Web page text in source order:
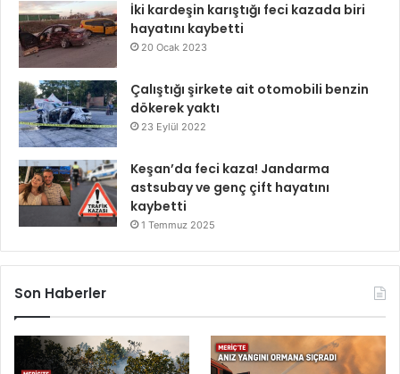
İki kardeşin karıştığı feci kazada biri
hayatını kaybetti
20 Ocak 2023
Çalıştığı şirkete ait otomobili benzin
dökerek yaktı
23 Eylül 2022
Keşan’da feci kaza! Jandarma
astsubay ve genç çift hayatını
kaybetti
1 Temmuz 2025
Son Haberler